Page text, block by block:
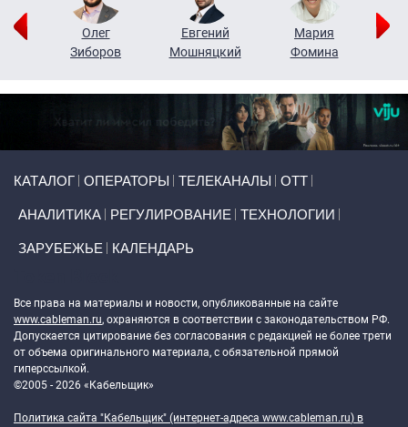
Олег
Зиборов
Евгений
Мошняцкий
Мария
Фомина
КАТАЛОГ ОПЕРАТОРЫ ТЕЛЕКАНАЛЫ ОТТ
АНАЛИТИКА РЕГУЛИРОВАНИЕ ТЕХНОЛОГИИ
ЗАРУБЕЖЬЕ КАЛЕНДАРЬ
Все права на материалы и новости, опубликованные на сайте
www.cableman.ru, охраняются в соответствии с законодательством РФ.
Допускается цитирование без согласования с редакцией не более трети
от объема оригинального материала, с обязательной прямой
гиперссылкой.
©2005 - 2026 «Кабельщик»
Политика сайта "Кабельщик" (интернет-адреса www.cableman.ru) в